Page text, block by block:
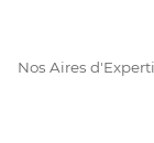
Nos Aires